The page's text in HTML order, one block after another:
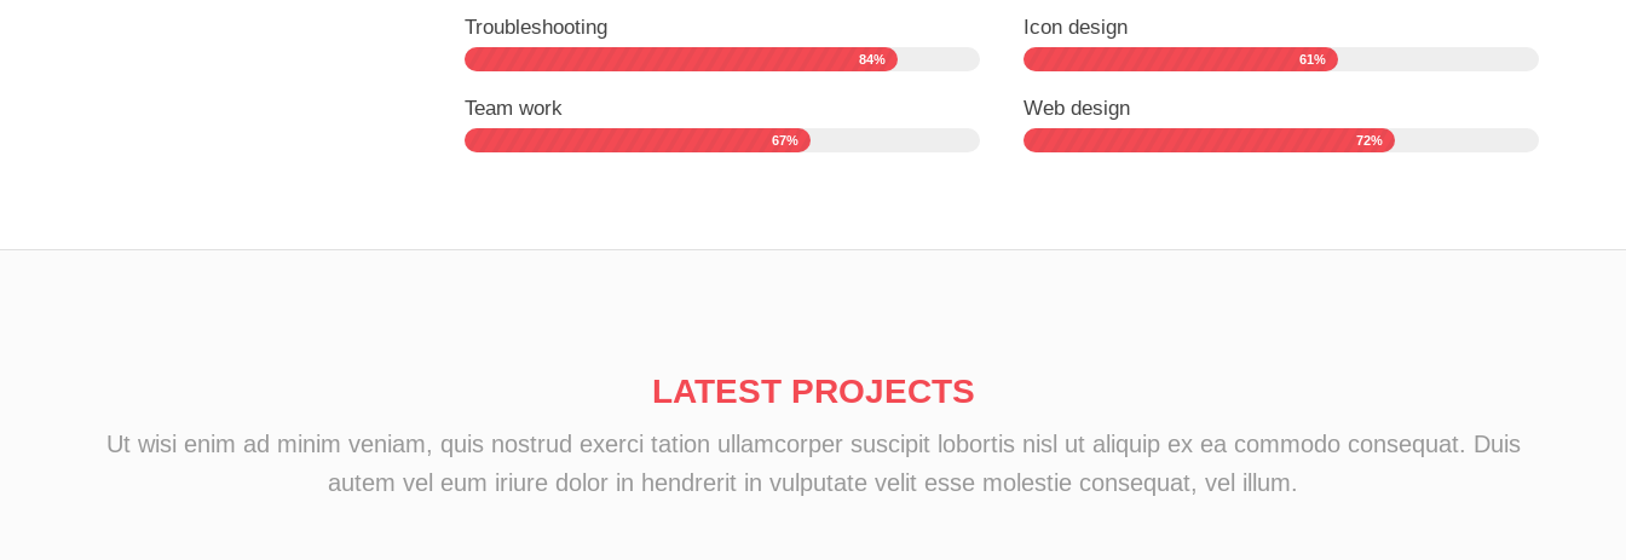
Troubleshooting
84%
Team work
67%
Icon design
61%
Web design
72%
LATEST PROJECTS
Ut wisi enim ad minim veniam, quis nostrud exerci tation ullamcorper suscipit lobortis nisl ut aliquip ex ea commodo consequat. Duis
autem vel eum iriure dolor in hendrerit in vulputate velit esse molestie consequat, vel illum.